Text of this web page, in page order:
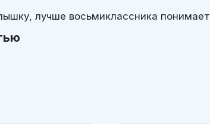
лучше восьмиклассника